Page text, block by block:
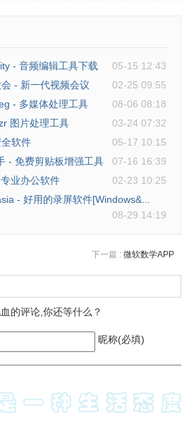
- 音频编辑工具下载
05-15 12:43
- 新一代视频会议
02-25 09:55
- 多媒体处理工具
08-06 08:18
图片处理工具
03-24 07:32
软件
05-17 10:15
- 免费剪贴板增强工具
07-16 16:39
业办公软件
02-23 10:25
- 好用的录屏软件[Windows&...
08-29 14:19
下一篇 : 微软数学APP
的评论,你还等什么？
昵称(必填)